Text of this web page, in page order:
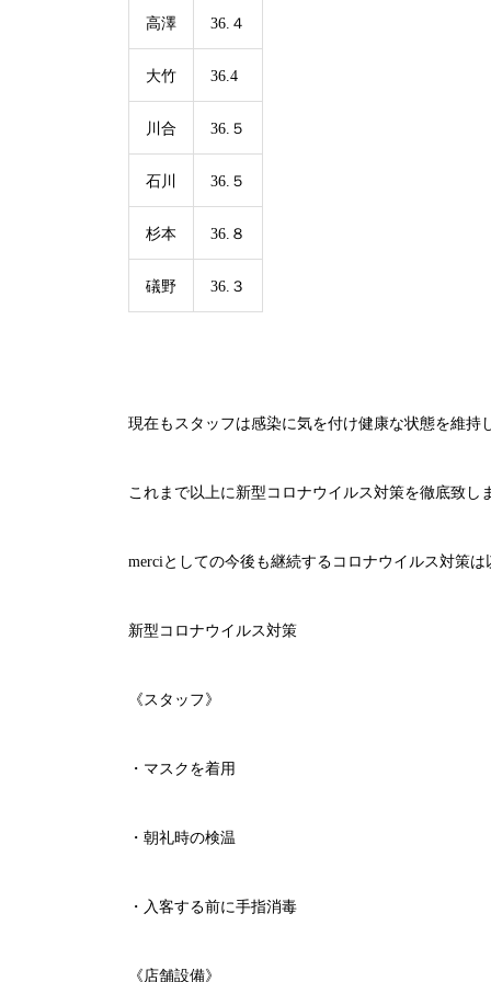
高澤 36.４
大竹 36.4
川合 36.５
石川 36.５
杉本 36.８
礒野 36.３
現在もスタッフは感染に気を付け健康な状態を維持
これまで以上に新型コロナウイルス対策を徹底致し
merci としての今後も継続するコロナウイルス対策は
新型コロナウイルス対策
《スタッフ》
・マスクを着用
・朝礼時の検温
・入客する前に手指消毒
《店舗設備》